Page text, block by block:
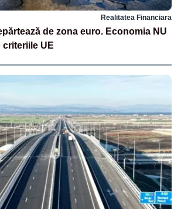
Realitatea Financiara
de zona euro. Economia NU
criteriile UE